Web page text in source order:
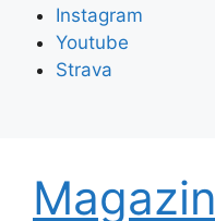
Instagram
Youtube
Strava
Magazin